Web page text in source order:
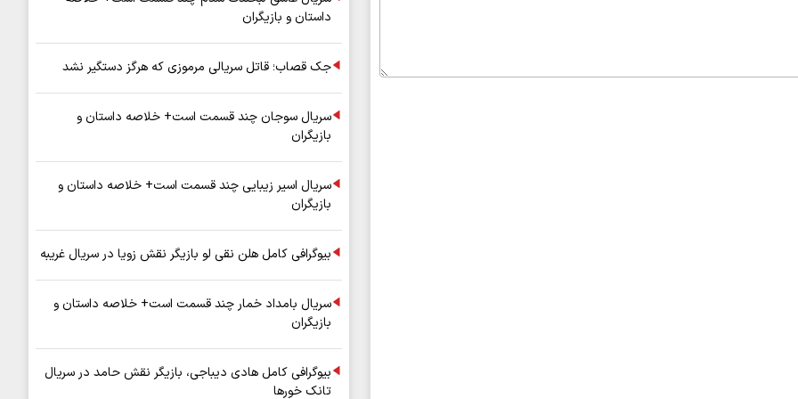
داستان و بازیگران
جک قصاب؛ قاتل سریالی مرموزی که هرگز دستگیر نشد
سریال سوجان چند قسمت است+ خلاصه داستان و
بازیگران
سریال اسیر زیبایی چند قسمت است+ خلاصه داستان و
بازیگران
بیوگرافی کامل هلن نقی لو بازیگر نقش زویا در سریال غریبه
سریال بامداد خمار چند قسمت است+ خلاصه داستان و
بازیگران
بیوگرافی کامل هادی دیباجی، بازیگر نقش حامد در سریال
تانک خورها